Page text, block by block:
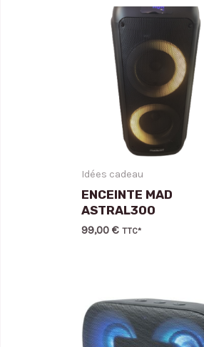
Idées cadeau
ENCEINTE MAD
ASTRAL300
99,00€ TTC*